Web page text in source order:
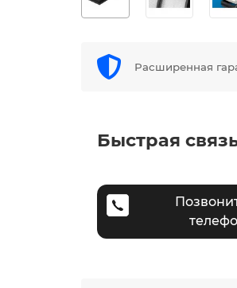
Расширенная
Быстрая